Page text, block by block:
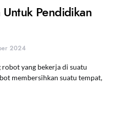
Pendidikan
2024
yang bekerja di suatu
membersihkan suatu tempat,